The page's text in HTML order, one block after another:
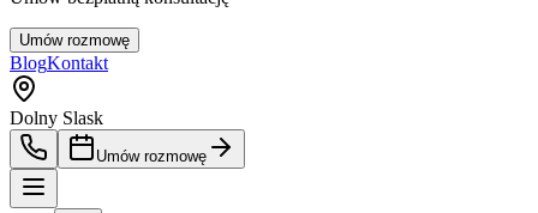
Umów rozmowę
BlogKontakt
Dolny Slask
Umów rozmowę